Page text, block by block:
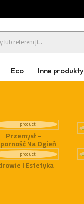
BUTTON
Eco Inne produkty
Przemysł –
Na Ogień
I Estetyka